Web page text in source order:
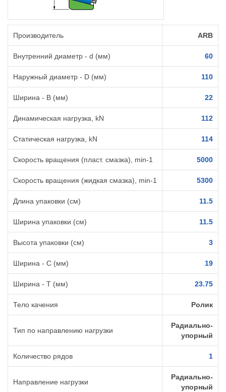
Производитель ARB
Внутренний диаметр - d (мм) 60
Наружный диаметр - D (мм) 110
Ширина - B (мм) 22
Динамическая нагрузка, kN 112
Статическая нагрузка, kN 114
Скорость вращения (пласт. смазка), min-1 5000
Скорость вращения (жидкая смазка), min-1 5300
Длина упаковки (см) 11.5
Ширина упаковки (см) 11.5
Высота упаковки (см) 3
Ширина - C (мм) 19
Ширина - T (мм) 23.75
Тело качения Ролик
Тип по направлению нагрузки
Радиально-
упорный
Количество рядов 1
Направление нагрузки
Радиально-
упорный